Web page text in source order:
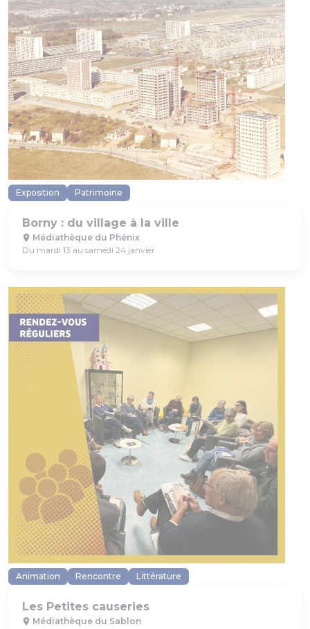
Exposition Patrimoine
Borny : du village à la ville
Médiathèque du Phénix
Du mardi 13 au samedi 24 janvier
Animation Rencontre Littérature
Les Petites causeries
Médiathèque du Sablon